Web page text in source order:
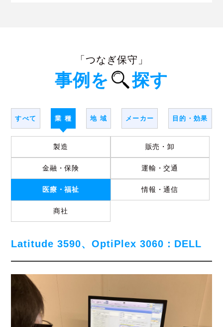
「つなぎ保守」
事例を 探す
すべて 業 種 地 域 メーカー 目的・効果
製造 販売・卸
金融・保険 運輸・交通
医療・福祉 情報・通信
商社
Latitude 3590、OptiPlex 3060：DELL